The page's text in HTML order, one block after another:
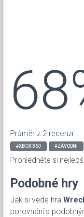
Průměr z 2 recenzí
#XBOX 360 #ZÁVODNÍ
Prohlédněte si
Podobné hry
Jak si vede hra
porovnání s